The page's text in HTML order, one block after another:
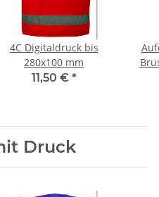
4C Digitaldruck bis
280x100 mm
11,50 € *
Druck